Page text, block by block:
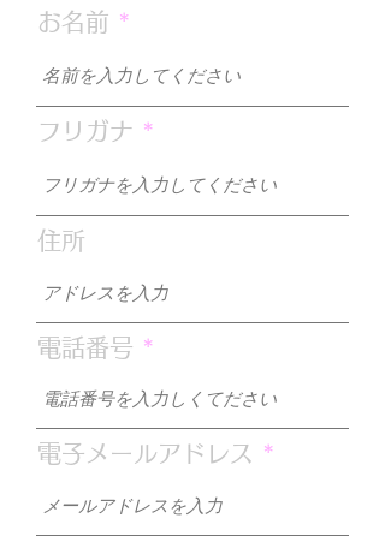
お名前
フリガナ
住所
電話番号
電子メールアドレス